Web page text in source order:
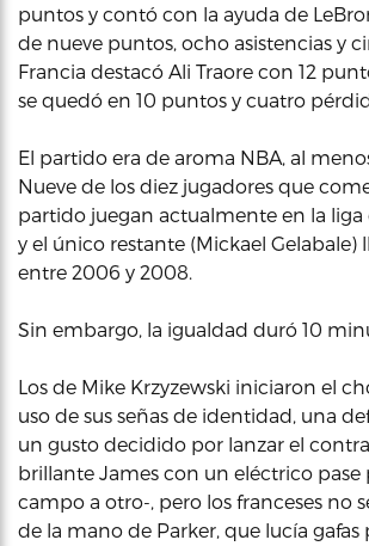
puntos y contó con la ayuda de
de nueve puntos, ocho asistencias y
Francia destacó Ali Traore con 12
se quedó en 10 puntos y cuatro
El partido era de aroma NBA, al
Nueve de los diez jugadores que
partido juegan actualmente en la
y el único restante (Mickael Gelabale)
entre 2006 y 2008.
Sin embargo, la igualdad duró 10
Los de Mike Krzyzewski iniciaron el
uso de sus señas de identidad, una
un gusto decidido por lanzar el
brillante James con un eléctrico pase
campo a otro-, pero los franceses no
de la mano de Parker, que lucía